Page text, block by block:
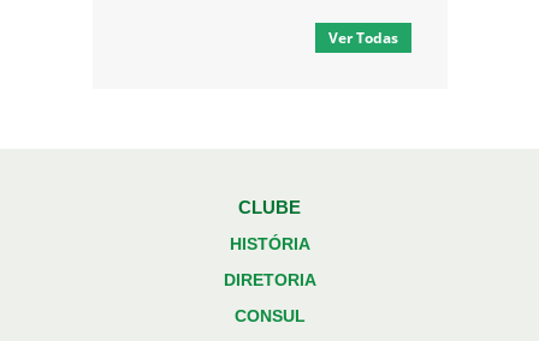
Ver Todas
CLUBE
HISTÓRIA
DIRETORIA
CONSUL